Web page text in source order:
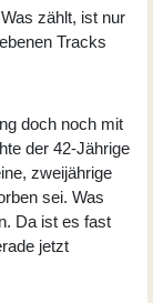
zählt, ist nur
Tracks
doch noch mit
der 42-Jährige
zweijährige
sei. Was
Da ist es fast
jetzt